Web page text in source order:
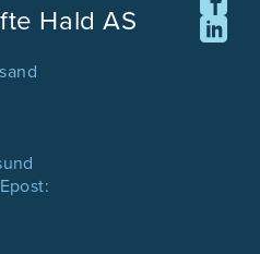
Hald AS
Epost: